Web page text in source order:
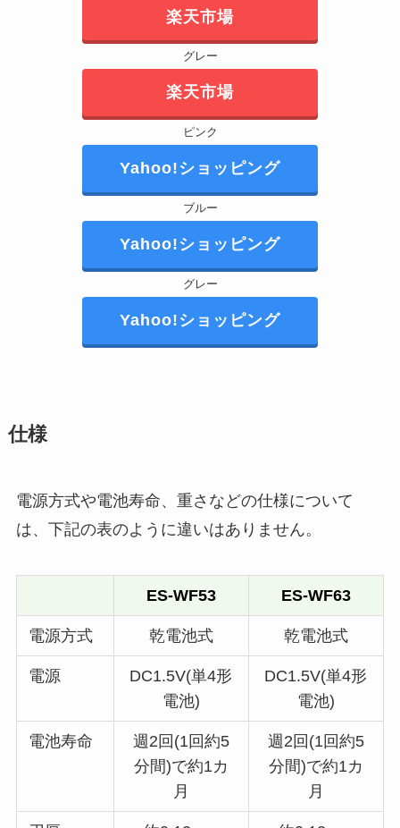
楽天市場
グレー
楽天市場
ピンク
Yahoo!ショッピング
ブルー
Yahoo!ショッピング
グレー
Yahoo!ショッピング
仕様
電源方式や電池寿命、重さなどの仕様について
は、下記の表のように違いはありません。
ES-WF53 ES-WF63
電源方式 乾電池式 乾電池式
電源
DC1.5V(単4形
電池)
DC1.5V(単4形
電池)
電池寿命
週2回(1回約5
分間)で約1カ
月
週2回(1回約5
分間)で約1カ
月